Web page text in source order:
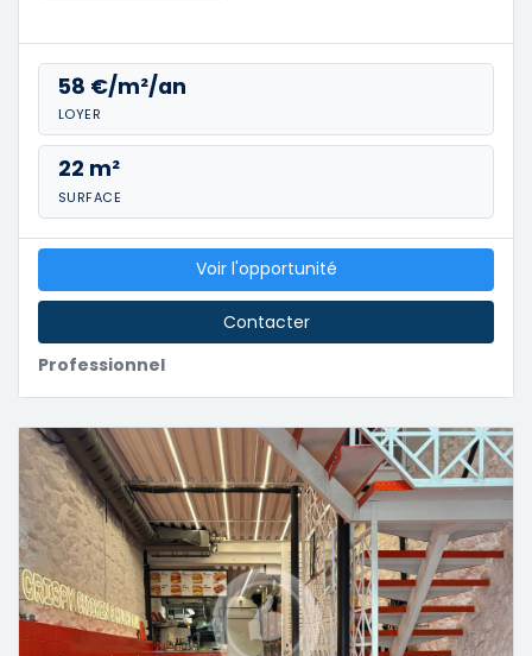
58 €/m²/an
LOYER
22 m²
SURFACE
Professionnel
Voir l'opportunité
Contacter